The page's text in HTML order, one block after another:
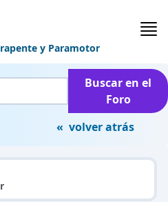
y Paramotor
Buscar en el
Foro
« volver atrás